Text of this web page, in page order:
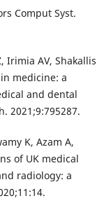
Comput Syst.
Irimia AV, Shakallis
medicine: a
and dental
2021;9:795287.
K, Azam A,
of UK medical
radiology: a